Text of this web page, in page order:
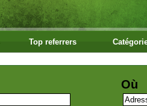
Top referrers
Où